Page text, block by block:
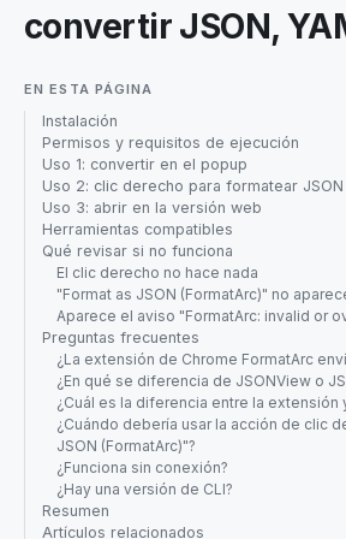
convertir JSON,
EN ESTA PÁGINA
Instalación
Permisos y requisitos de ejecución
Uso 1: convertir en el popup
Uso 2: clic derecho para formatear JSON
Uso 3: abrir en la versión web
Herramientas compatibles
Qué revisar si no funciona
El clic derecho no hace nada
"Format as JSON (FormatArc)" no
Aparece el aviso "FormatArc: invalid or
Preguntas frecuentes
¿La extensión de Chrome FormatArc
¿En qué se diferencia de JSONView o
¿Cuál es la diferencia entre la extensión
¿Cuándo debería usar la acción de clic
JSON (FormatArc)"?
¿Funciona sin conexión?
¿Hay una versión de CLI?
Resumen
Artículos relacionados